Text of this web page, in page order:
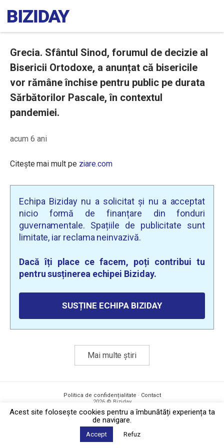
Grecia. Sfântul Sinod, forumul de decizie al
Bisericii Ortodoxe, a anunțat că bisericile
vor rămâne închise pentru public pe durata
Sărbătorilor Pascale, în contextul
pandemiei.
acum 6 ani
Citește mai mult pe ziare.com
Echipa Biziday nu a solicitat și nu a acceptat
nicio formă de finanțare din fonduri
guvernamentale. Spațiile de publicitate sunt
limitate, iar reclama neinvazivă.
Dacă îți place ce facem, poți contribui tu
pentru susținerea echipei Biziday.
SUSȚINE ECHIPA BIZIDAY
Mai multe știri
Politica de confidențialitate · Contact
2026 © Biziday
Acest site foloseşte cookies pentru a îmbunătăți experiența ta
de navigare.
Accept Refuz